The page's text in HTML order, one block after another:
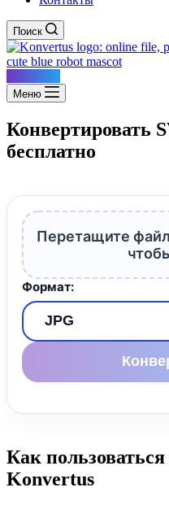
Поиск
Меню
Конвертировать
бесплатно
Перетащите
Формат:
Как
Konvertus